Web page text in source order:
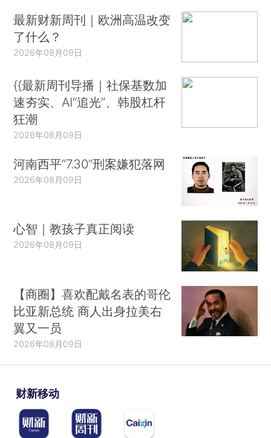
最新财新周刊｜欧洲高温改变
了什么？
2026年08月09日
{{最新周刊导播｜社保基数加
速夯实、AI“追光”、韩股杠杆
狂潮
2026年08月09日
河南西平“7.30”刑案嫌犯落网
2026年08月09日
心智｜教孩子真正阅读
2026年08月09日
【商圈】喜欢配戴名表的哥伦
比亚新总统 商人出身拉美右
翼又一员
2026年08月09日
财新移动